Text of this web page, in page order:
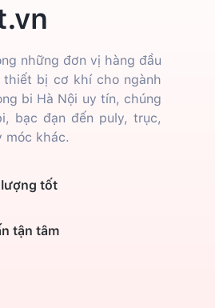
những đơn vị hàng đầu
thiết bị cơ khí cho ngành
bi Hà Nội uy tín, chúng
bạc đạn đến puly, trục,
móc khác.
tốt
tận tâm